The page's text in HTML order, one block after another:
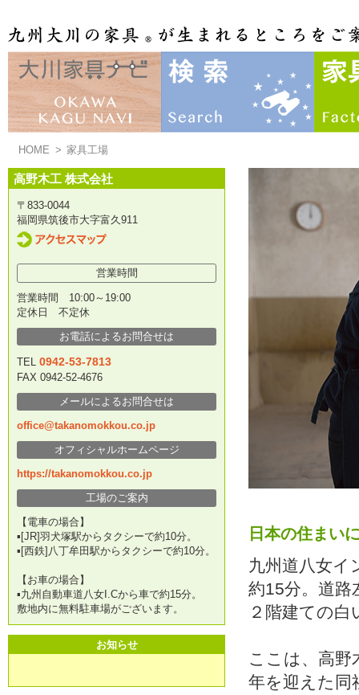
HOME > 家具工場
日本の住まい
九州道八女イ
約15分。道路
２階建ての
ここは、高野
年を迎えた同
高野木工 株式会社
〒833-0044
福岡県筑後市大字富久911
営業時間
営業時間 10:00～19:00
定休日 不定休
お電話によるお問合せは
TEL 0942-53-7813
FAX 0942-52-4676
メールによるお問合せは
office@takanomokkou.co.jp
オフィシャルホームページ
https://takanomokkou.co.jp
工場のご案内
【電車の場合】
▪[JR]羽犬塚駅からタクシーで約10分。
▪[西鉄]八丁牟田駅からタクシーで約10分。
【お車の場合】
▪九州自動車道八女I.Cから車で約15分。
敷地内に無料駐車場がございます。
お知らせ